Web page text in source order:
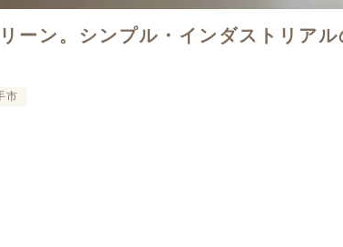
ーン。シンプル・インダストリアル
市